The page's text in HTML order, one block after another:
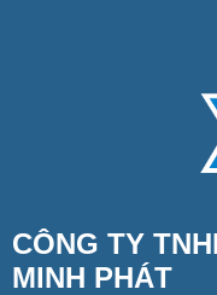
CÔNG TY
MINH PHÁT